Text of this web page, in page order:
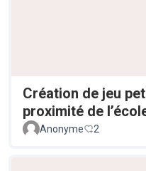
Création de jeu
proximité de
Anonyme 2